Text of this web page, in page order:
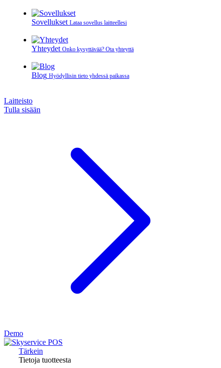
Sovellukset Lataa sovellus laitteellesi
Yhteydet Onko kysyttävää? Ota yhteyttä
Blog Hyödyllisin tieto yhdessä paikassa
Laitteisto
Tulla sisään
Demo
Tärkein
Tietoja tuotteesta